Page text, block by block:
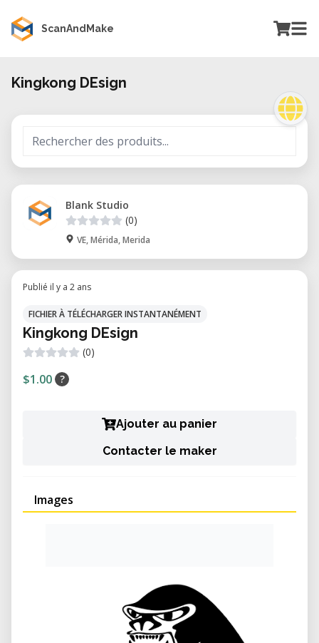
ScanAndMake
Kingkong DEsign
Blank Studio
(0)
VE, Mérida, Merida
Publié il y a 2 ans
FICHIER À TÉLÉCHARGER INSTANTANÉMENT
Kingkong DEsign
(0)
$1.00 ?
Ajouter au panier
Contacter le maker
Images